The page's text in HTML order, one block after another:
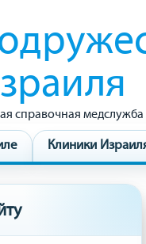
справочная
Клиники